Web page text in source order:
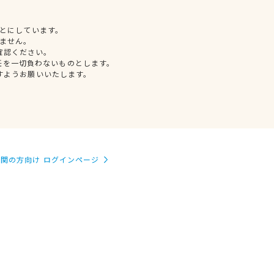
しています。
せん。
ください。
一切負わないものとします。
うお願いいたします。
の方向け ログインページ